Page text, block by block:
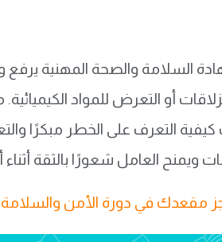
السلامة والصحة المهنية يرفع
أو التعرض للمواد
التعرف على الخطر مبكرًا
ويمنح العامل شعورًا بالثقة
مقعدك في دورة الأمن والسلامة